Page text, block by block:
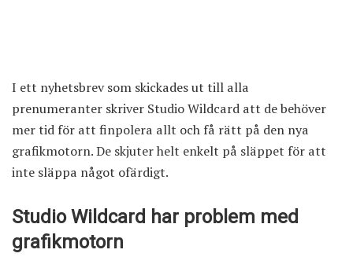
I ett nyhetsbrev som skickades ut till alla
prenumeranter skriver Studio Wildcard att de behöver
mer tid för att finpolera allt och få rätt på den nya
grafikmotorn. De skjuter helt enkelt på släppet för att
inte släppa något ofärdigt.
Studio Wildcard har problem med
grafikmotorn